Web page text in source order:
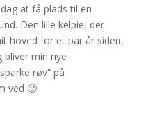
at få plads til en
Den lille kelpie, der
hoved for et par år siden,
bliver min nye
røv” på
ved 🙂